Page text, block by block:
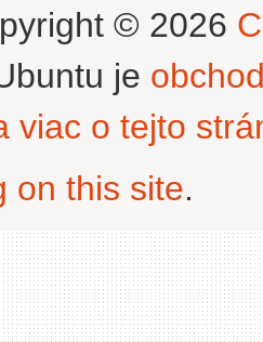
© 2026
je
viac o tejto
on this site.